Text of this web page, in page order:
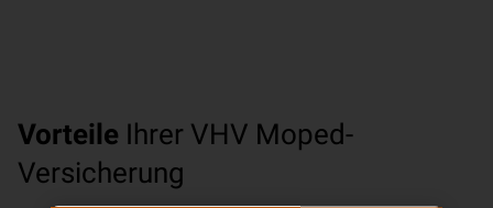
Vorteile Ihrer VHV Moped-
Versicherung